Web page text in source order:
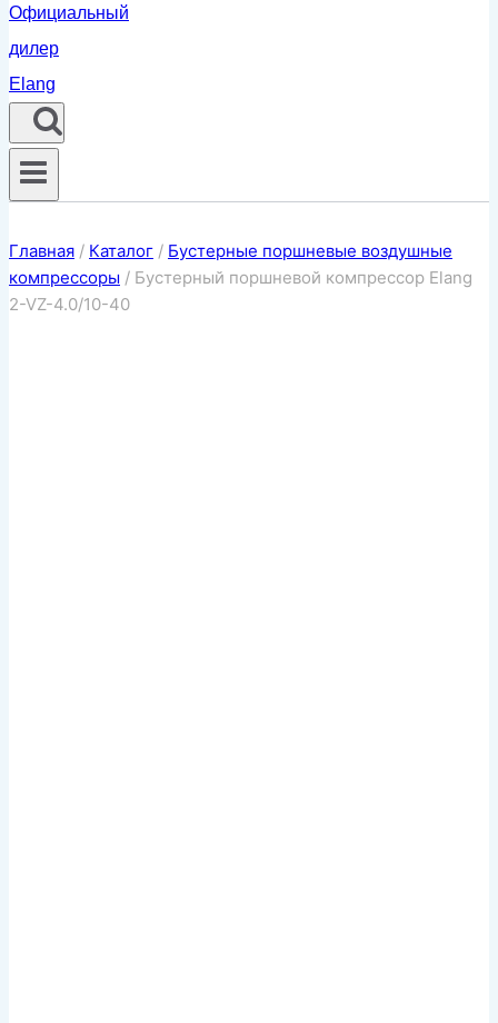
Главная / Каталог / Бустерные поршневые воздушные
компрессоры / Бустерный поршневой компрессор Elang
2-VZ-4.0/10-40